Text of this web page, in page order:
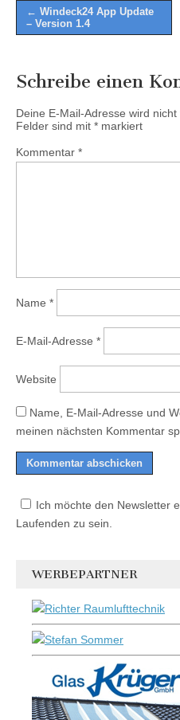
Post
navigation
← Windeck24 App Update
– Version 1.4
Schreibe einen
Deine E-Mail-Adresse wird
Felder sind mit * markiert
Kommentar *
Name *
E-Mail-Adresse *
Website
Name, E-Mail-Adresse und
meinen nächsten Kommentar
Ich möchte den Newsletter
Laufenden zu sein.
WERBEPARTNER